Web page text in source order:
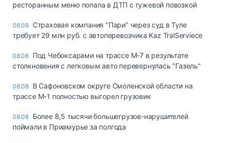
ресторанным меню попала в ДТП с гужевой повозкой
08.08 Страховая компания "Пари" через суд в Туле
требует 29 млн руб. с автоперевозчика Kaz TralServiece
08.08 Под Чебоксарами на трассе М-7 в результате
столкновения с легковым авто перевернулась "Газель"
08.08 В Сафоновском округе Смоленской области на
трассе М-1 полностью выгорел грузовик
08.08 Более 8,5 тысячи большегрузов-нарушителей
поймали в Приамурье за полгода